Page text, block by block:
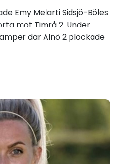
Emy Melarti Sidsjö-Böles
mot Timrå 2. Under
där Alnö 2 plockade